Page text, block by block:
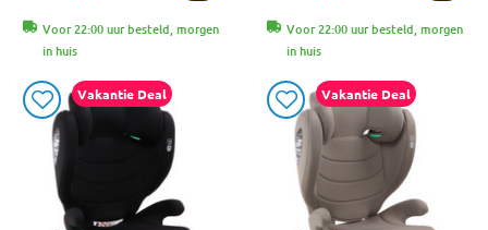
Voor 22:00 uur besteld, morgen
in huis
Voor 22:00 uur besteld, morgen
in huis
Vakantie Deal Vakantie Deal